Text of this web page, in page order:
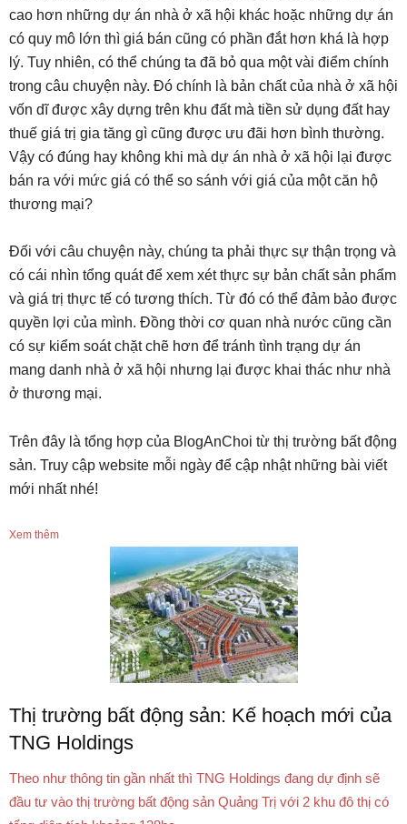
cao hơn những dự án nhà ở xã hội khác hoặc những dự án
có quy mô lớn thì giá bán cũng có phần đắt hơn khá là hợp
lý. Tuy nhiên, có thể chúng ta đã bỏ qua một vài điểm chính
trong câu chuyện này. Đó chính là bản chất của nhà ở xã hội
vốn dĩ được xây dựng trên khu đất mà tiền sử dụng đất hay
thuế giá trị gia tăng gì cũng được ưu đãi hơn bình thường.
Vậy có đúng hay không khi mà dự án nhà ở xã hội lại được
bán ra với mức giá có thể so sánh với giá của một căn hộ
thương mại?
Đối với câu chuyện này, chúng ta phải thực sự thận trọng và
có cái nhìn tổng quát để xem xét thực sự bản chất sản phẩm
và giá trị thực tế có tương thích. Từ đó có thể đảm bảo được
quyền lợi của mình. Đồng thời cơ quan nhà nước cũng cần
có sự kiểm soát chặt chẽ hơn để tránh tình trạng dự án
mang danh nhà ở xã hội nhưng lại được khai thác như nhà
ở thương mại.
Trên đây là tổng hợp của BlogAnChoi từ thị trường bất động
sản. Truy cập website mỗi ngày để cập nhật những bài viết
mới nhất nhé!
Xem thêm
Thị trường bất động sản: Kế hoạch mới của
TNG Holdings
Theo như thông tin gần nhất thì TNG Holdings đang dự định sẽ
đầu tư vào thị trường bất động sản Quảng Trị với 2 khu đô thị có